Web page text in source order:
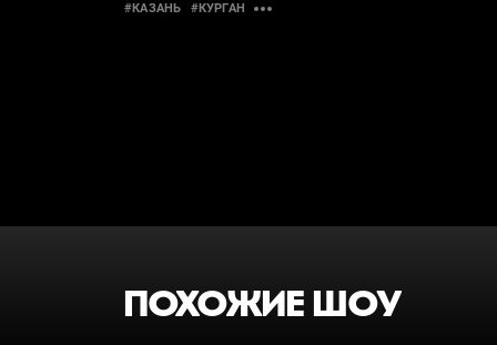
#КАЗАНЬ #КУРГАН
ПОХОЖИЕ ШОУ